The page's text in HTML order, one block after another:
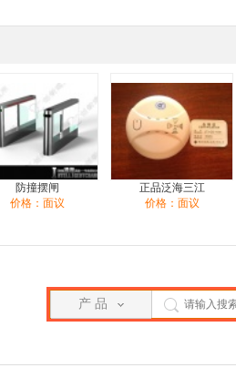
防撞摆闸
价格：面议
正品泛海三江
价格：面议
产 品